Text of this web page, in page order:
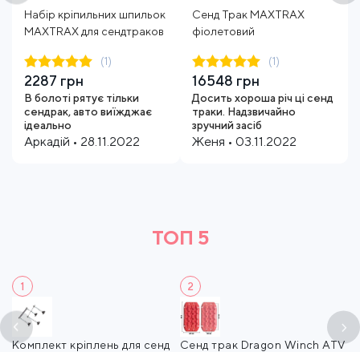
Набір кріпильних шпильок
MAXTRAX для сендтраков
(1)
2287 грн
В болоті рятує тільки
сендрак, авто виїжджає
ідеально
Аркадій • 28.11.2022
Сенд Трак MAXTRAX
фіолетовий
(1)
16548 грн
Досить хороша річ ці сенд
траки. Надзвичайно
зручний засіб
Женя • 03.11.2022
ТОП 5
1
Комплект кріплень для сенд
2
Сенд трак Dragon Winch ATV